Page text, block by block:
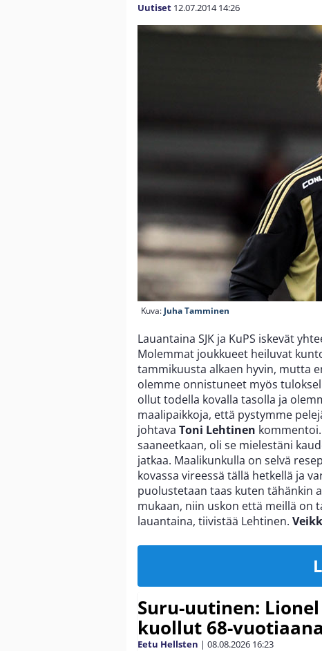
Uutiset 12.07.2014 14:26
Kuva: Juha Tamminen
Lauantaina SJK ja KuPS iskevät
Molemmat joukkueet heiluvat
tammikuusta alkaen hyvin, mutta
olemme onnistuneet myös
ollut todella kovalla tasolla ja
maalipaikkoja, että pystymme
johtava Toni Lehtinen
saaneetkaan, oli se mielestäni
jatkaa. Maalikunkulla on selvä
kovassa vireessä tällä hetkellä ja
puolustetaan taas kuten tähänkin
mukaan, niin uskon että meillä on
lauantaina, tiivistää Lehtinen.
Suru-uutinen:
kuollut 68-vuotiaana
Eetu Hellsten | 08.08.2026 16:23